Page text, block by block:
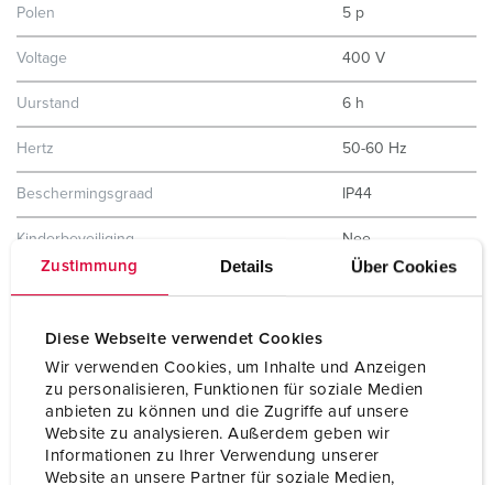
Zustimmung Details Über Cookies
Diese Webseite verwendet Cookies
Wir verwenden Cookies, um Inhalte und Anzeigen
zu personalisieren, Funktionen für soziale Medien
anbieten zu können und die Zugriffe auf unsere
Website zu analysieren. Außerdem geben wir
Informationen zu Ihrer Verwendung unserer
Website an unsere Partner für soziale Medien,
Polen 5 p
Voltage 400 V
Uurstand 6 h
Hertz 50-60 Hz
Beschermingsgraad IP44
Kinderbeveiliging Nee
Certificeringen